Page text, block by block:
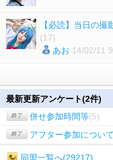
【必読】当日の撮
(17)
あお 14/02/11
最新更新アンケート(2件)
併せ参加時間等(5)
アフター参加について
同盟一覧へ(29217)